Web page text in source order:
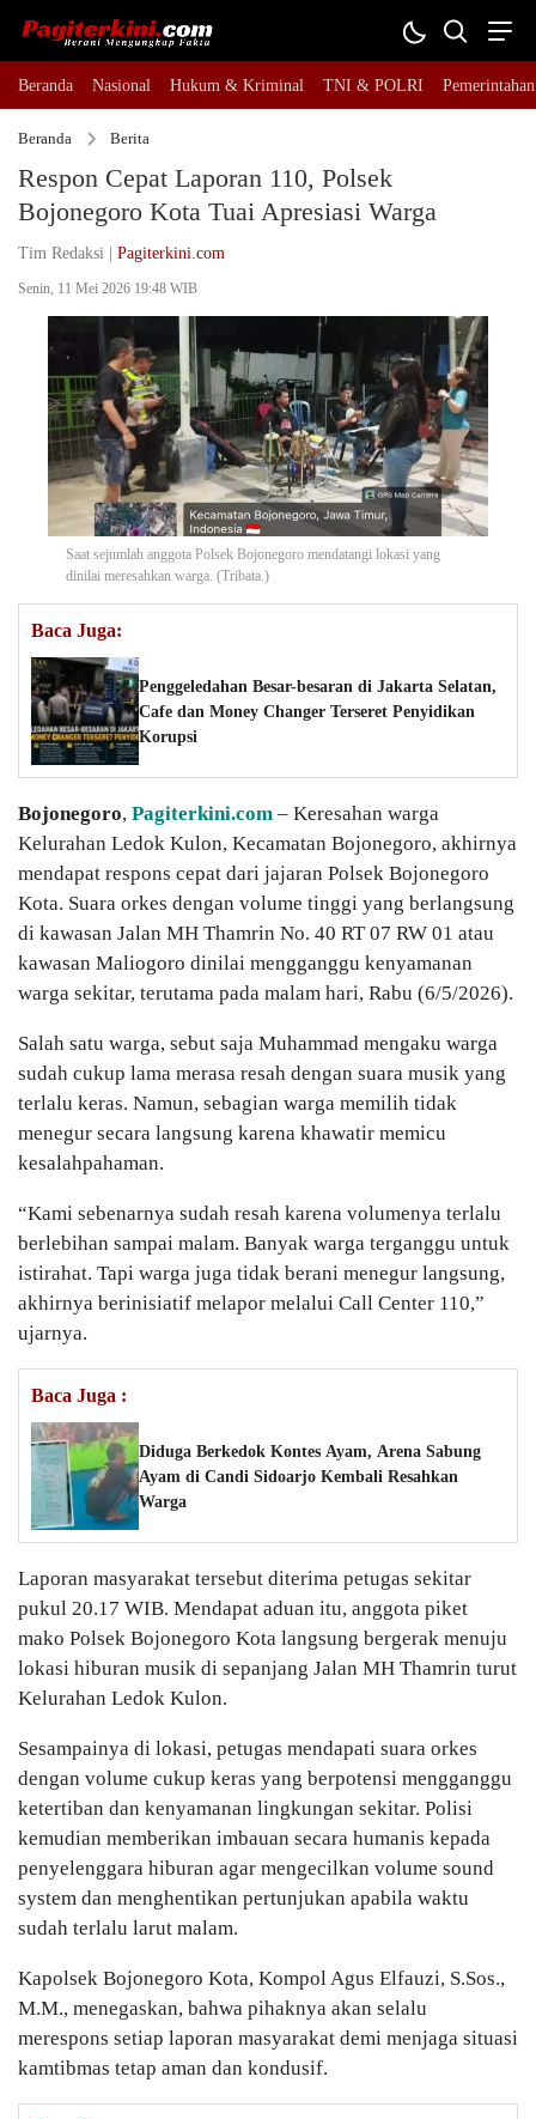
Beranda Nasional Hukum & Kriminal TNI & POLRI Pemerintahan
Beranda Berita
Respon Cepat Laporan 110, Polsek
Bojonegoro Kota Tuai Apresiasi Warga
Tim Redaksi | Pagiterkini.com
Senin, 11 Mei 2026 19:48 WIB
Saat sejumlah anggota Polsek Bojonegoro mendatangi lokasi yang
dinilai meresahkan warga. (Tribata.)
Baca Juga:
Penggeledahan Besar-besaran di Jakarta Selatan,
Cafe dan Money Changer Terseret Penyidikan
Korupsi
Bojonegoro, Pagiterkini.com – Keresahan warga
Kelurahan Ledok Kulon, Kecamatan Bojonegoro, akhirnya
mendapat respons cepat dari jajaran Polsek Bojonegoro
Kota. Suara orkes dengan volume tinggi yang berlangsung
di kawasan Jalan MH Thamrin No. 40 RT 07 RW 01 atau
kawasan Maliogoro dinilai mengganggu kenyamanan
warga sekitar, terutama pada malam hari, Rabu (6/5/2026).
Salah satu warga, sebut saja Muhammad mengaku warga
sudah cukup lama merasa resah dengan suara musik yang
terlalu keras. Namun, sebagian warga memilih tidak
menegur secara langsung karena khawatir memicu
kesalahpahaman.
“Kami sebenarnya sudah resah karena volumenya terlalu
berlebihan sampai malam. Banyak warga terganggu untuk
istirahat. Tapi warga juga tidak berani menegur langsung,
akhirnya berinisiatif melapor melalui Call Center 110,”
ujarnya.
Baca Juga :
Diduga Berkedok Kontes Ayam, Arena Sabung
Ayam di Candi Sidoarjo Kembali Resahkan
Warga
Laporan masyarakat tersebut diterima petugas sekitar
pukul 20.17 WIB. Mendapat aduan itu, anggota piket
mako Polsek Bojonegoro Kota langsung bergerak menuju
lokasi hiburan musik di sepanjang Jalan MH Thamrin turut
Kelurahan Ledok Kulon.
Sesampainya di lokasi, petugas mendapati suara orkes
dengan volume cukup keras yang berpotensi mengganggu
ketertiban dan kenyamanan lingkungan sekitar. Polisi
kemudian memberikan imbauan secara humanis kepada
penyelenggara hiburan agar mengecilkan volume sound
system dan menghentikan pertunjukan apabila waktu
sudah terlalu larut malam.
Kapolsek Bojonegoro Kota, Kompol Agus Elfauzi, S.Sos.,
M.M., menegaskan, bahwa pihaknya akan selalu
merespons setiap laporan masyarakat demi menjaga situasi
kamtibmas tetap aman dan kondusif.